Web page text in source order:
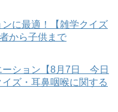
に最適！【雑学クイズ
から子供まで
ーション【8月7日 今日
ズ・耳鼻咽喉に関する